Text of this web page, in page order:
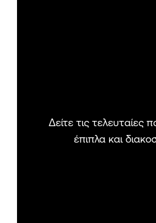
Δείτε τις τελευταίες
έπιπλα και